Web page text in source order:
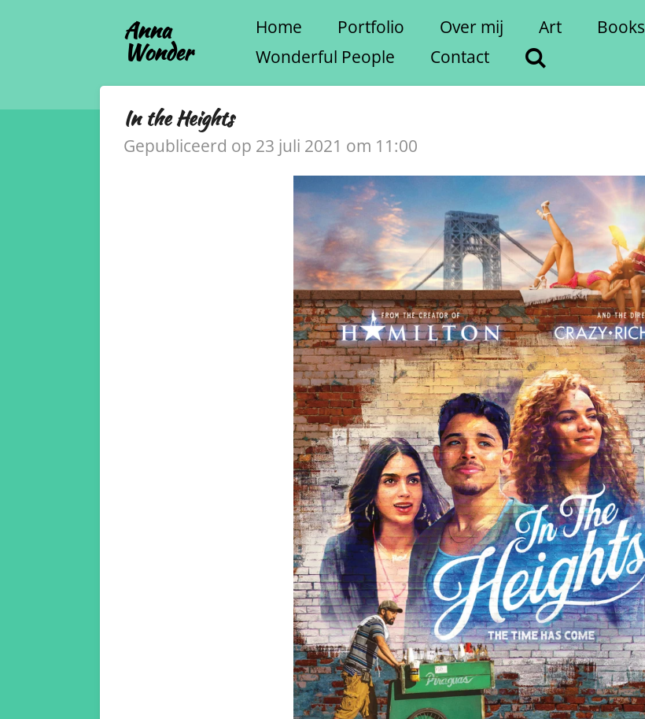
Anna
Wonder
Home Portfolio Over mij Art Books
Wonderful People
Contact
In the Heights
Gepubliceerd op 23 juli 2021 om 11:00